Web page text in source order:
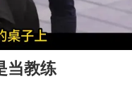
当教练